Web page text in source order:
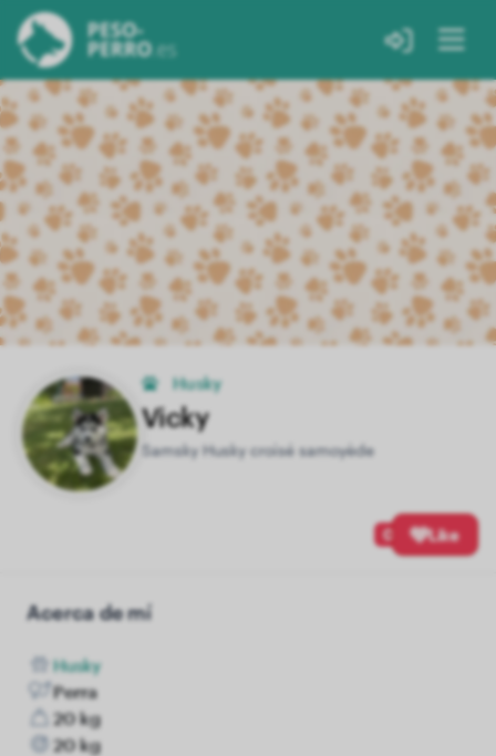
Husky
Vicky
Samsky Husky croisé samoyède
0 Like
Acerca de mí
Husky
Perra
20 kg
20 kg